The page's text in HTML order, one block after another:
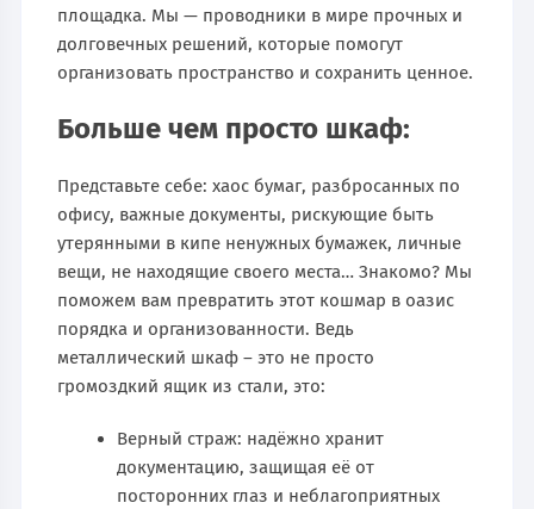
площадка. Мы — проводники в мире прочных и
долговечных решений, которые помогут
организовать пространство и сохранить ценное.
Больше чем просто шкаф:
Представьте себе: хаос бумаг, разбросанных по
офису, важные документы, рискующие быть
утерянными в кипе ненужных бумажек, личные
вещи, не находящие своего места… Знакомо? Мы
поможем вам превратить этот кошмар в оазис
порядка и организованности. Ведь
металлический шкаф – это не просто
громоздкий ящик из стали, это:
Верный страж: надёжно хранит
документацию, защищая её от
посторонних глаз и неблагоприятных